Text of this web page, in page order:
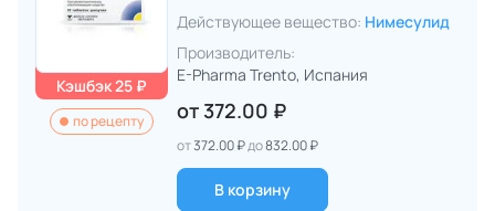
Кэшбэк 25 ₽
по рецепту
Действующее вещество: Нимесулид
Производитель:
E-Pharma Trento, Испания
от 372.00 ₽
от372.00 ₽до832.00 ₽
В корзину